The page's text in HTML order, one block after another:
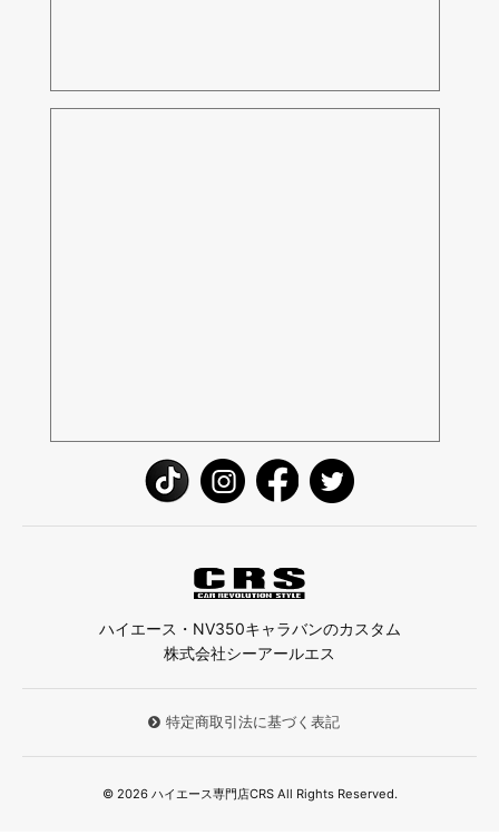
ハイエース・NV350キャラバンのカスタム
株式会社シーアールエス
特定商取引法に基づく表記
© 2026 ハイエース専門店CRS All Rights Reserved.